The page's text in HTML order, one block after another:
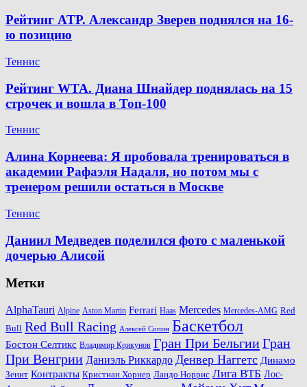
Рейтинг ATP. Александр Зверев поднялся на 16-
ю позицию
Теннис
Рейтинг WTA. Диана Шнайдер поднялась на 15
строчек и вошла в Топ-100
Теннис
Алина Корнеева: Я пробовала тренироваться в
академии Рафаэля Надаля, но потом мы с
тренером решили остаться в Москве
Теннис
Даниил Медведев поделился фото с маленькой
дочерью Алисой
Метки
AlphaTauri Alpine Aston Martin Ferrari Haas Mercedes Mercedes-AMG Red
Bull Red Bull Racing Алексей Сопин Баскетбол
Бостон Селтикс Владимир Крикунов Гран При БельгииГран
При Венгрии Даниэль Риккардо Денвер Наггетс Динамо
Зенит Контракты Кристиан Хорнер Ландо Норрис Лига ВТБ Лос-